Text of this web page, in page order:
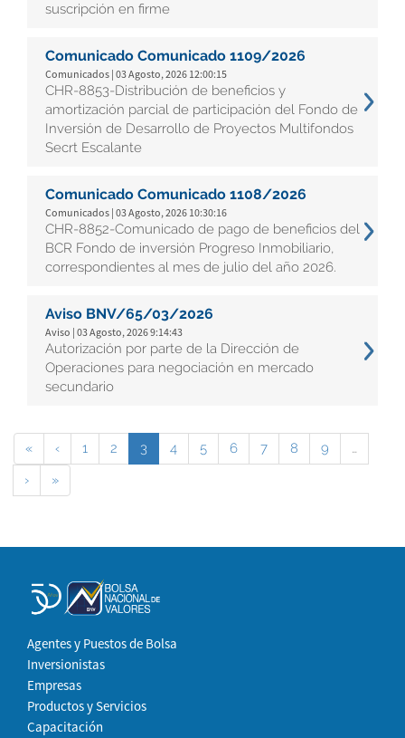
suscripción en firme
Comunicado Comunicado 1109/2026
Comunicados | 03 Agosto, 2026 12:00:15
CHR-8853-Distribución de beneficios y
amortización parcial de participación del Fondo de
Inversión de Desarrollo de Proyectos Multifondos
Secrt Escalante
Comunicado Comunicado 1108/2026
Comunicados | 03 Agosto, 2026 10:30:16
CHR-8852-Comunicado de pago de beneficios del
BCR Fondo de inversión Progreso Inmobiliario,
correspondientes al mes de julio del año 2026.
Aviso BNV/65/03/2026
Aviso | 03 Agosto, 2026 9:14:43
Autorización por parte de la Dirección de
Operaciones para negociación en mercado
secundario
« ‹ 1 2 3 4 5 6 7 8 9
…
›
»
Agentes y Puestos de Bolsa
Inversionistas
Empresas
Productos y Servicios
Capacitación